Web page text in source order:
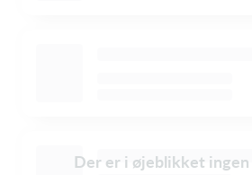
Der er i øjeblikket